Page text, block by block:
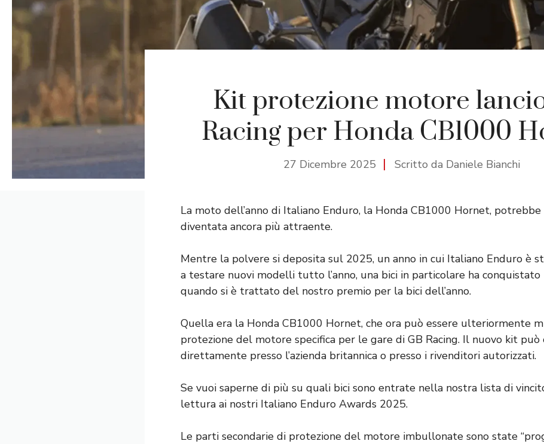
Kit protezione motore
Racing per Honda CB1000
27 Dicembre 2025 Scritto da Daniele Bianchi
La moto dell’anno di Italiano Enduro, la Honda CB1000 Hornet, potrebbe
diventata ancora più attraente.
Mentre la polvere si deposita sul 2025, un anno in cui Italiano Enduro è
a testare nuovi modelli tutto l’anno, una bici in particolare ha
quando si è trattato del nostro premio per la bici dell’anno.
Quella era la Honda CB1000 Hornet, che ora può essere ulteriormente
protezione del motore specifica per le gare di GB Racing. Il nuovo kit può
direttamente presso l’azienda britannica o presso i rivenditori autorizzati.
Se vuoi saperne di più su quali bici sono entrate nella nostra lista di
lettura ai nostri Italiano Enduro Awards 2025.
Le parti secondarie di protezione del motore imbullonate sono state